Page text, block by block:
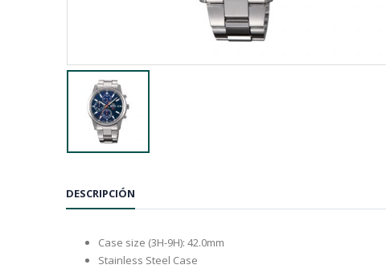
DESCRIPCIÓN
Case size (3H-9H): 42.0mm
Stainless Steel Case